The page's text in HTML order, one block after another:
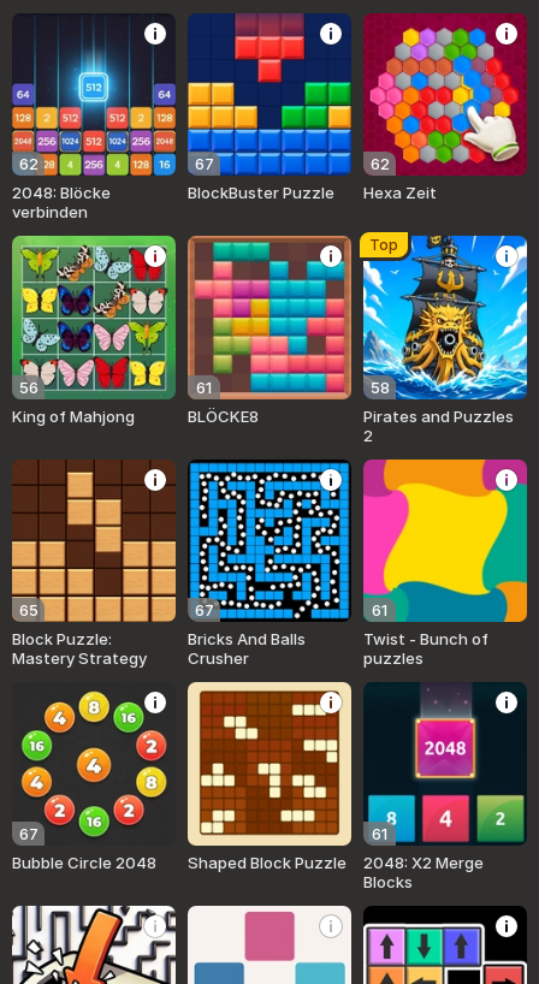
62
2048: Blöcke
verbinden
67
BlockBuster Puzzle
62
Hexa Zeit
56
King of Mahjong
61
BLÖCKE8
58
Top
Pirates and Puzzles
2
65
Block Puzzle:
Mastery Strategy
67
Bricks And Balls
Crusher
61
Twist - Bunch of
puzzles
67
Bubble Circle 2048
Shaped Block Puzzle
61
2048: X2 Merge
Blocks